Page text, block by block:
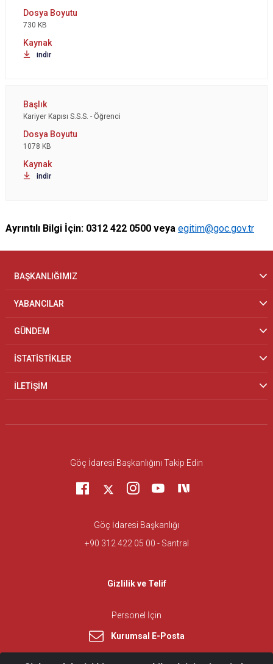
730 KB
indir
Kariyer Kapısı S.S.S. - Öğrenci
1078 KB
indir
Ayrıntılı Bilgi İçin: 0312 422 0500 veya egitim@goc.gov.tr
BAŞKANLIĞIMIZ
YABANCILAR
GÜNDEM
İSTATİSTİKLER
İLETİŞİM
Göç İdaresi Başkanlığını Takip Edin
Göç İdaresi Başkanlığı
+90 312 422 05 00 - Santral
Gizlilik ve Telif
Personel İçin
Kurumsal E-Posta